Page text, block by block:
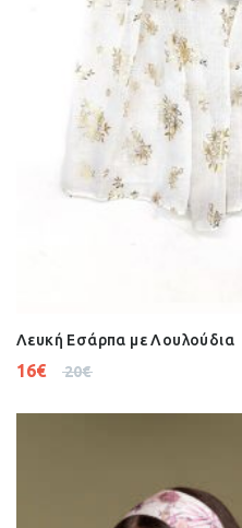
Λευκή Εσάρπα με Λουλούδια
20€
16€